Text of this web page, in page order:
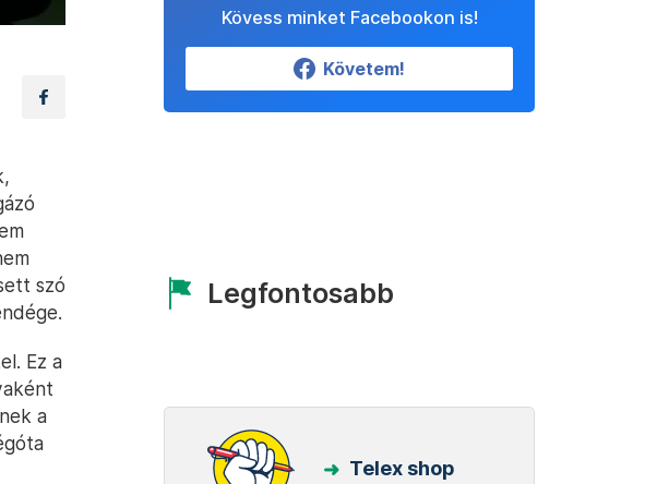
szó
Ez a
a
Kövess minket Facebookon is!
Követem!
Legfontosabb
Telex shop